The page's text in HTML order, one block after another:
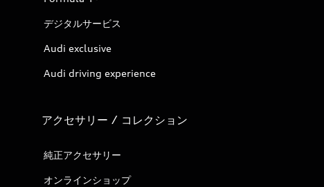
デジタルサービス
Audi exclusive
Audi driving experience
アクセサリー / コレクション
純正アクセサリー
オンラインショップ